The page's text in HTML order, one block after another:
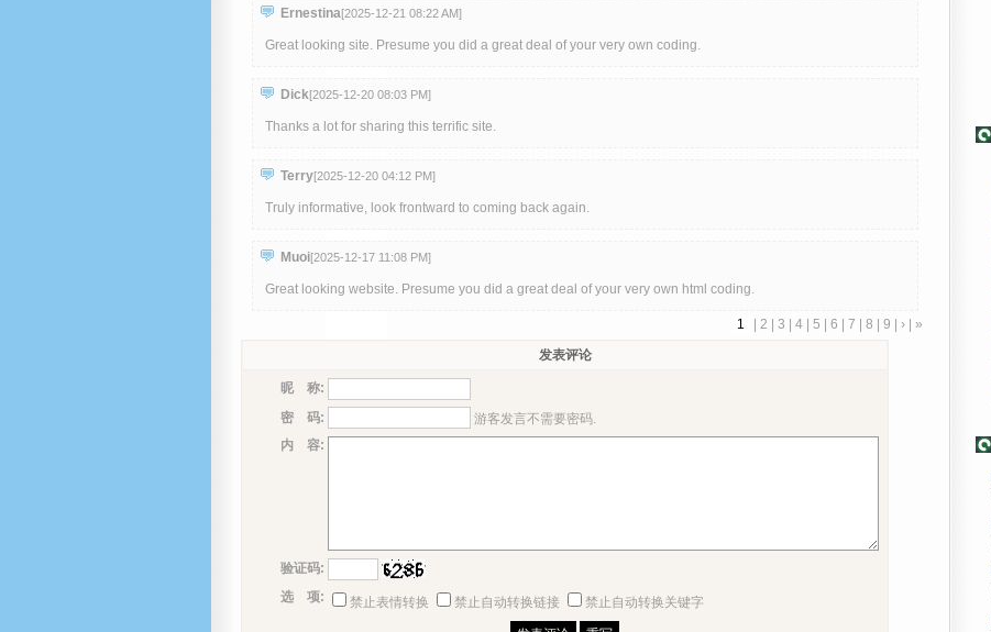
Ernestina[2025-12-21 08:22 AM]
Great looking site. Presume you did a great deal of your very own coding.
Dick[2025-12-20 08:03 PM]
Thanks a lot for sharing this terrific site.
Terry[2025-12-20 04:12 PM]
Truly informative, look frontward to coming back again.
Muoi[2025-12-17 11:08 PM]
Great looking website. Presume you did a great deal of your very own html coding.
1 2 3 4 5 6 7 8 9 ›
»
发表评论
昵 称:
密 码:
游客发言不需要密码.
内 容:
验证码:
选 项:
禁止表情转换 禁止自动转换链接 禁止自动转换关键字